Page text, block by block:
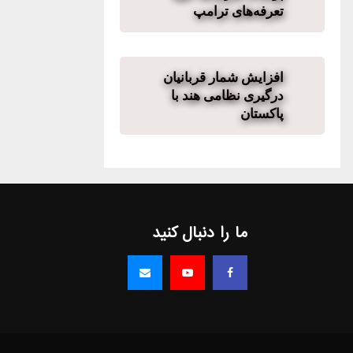
تعرفه‌های ترامپ
افزایش شمار قربانیان
درگیری نظامی هند با
پاکستان
ما را دنبال کنید